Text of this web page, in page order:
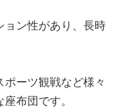
ョン性があり、長時
ーツ観戦など様々
布団です。